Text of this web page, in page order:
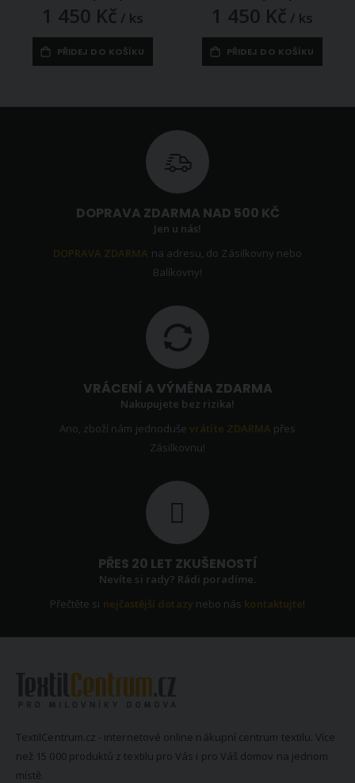
1 450 Kč / ks
PŘIDEJ DO KOŠÍKU
1 450 Kč / ks
PŘIDEJ DO KOŠÍKU
DOPRAVA ZDARMA NAD 500 KČ
Jen u nás!
DOPRAVA ZDARMA na adresu, do Zásilkovny nebo
Balíkovny!
VRÁCENÍ A VÝMĚNA ZDARMA
Nakupujete bez rizika!
Ano, zboží nám jednoduševrátíte ZDARMA přes
Zásilkovnu!
PŘES 20 LET ZKUŠENOSTÍ
Nevíte si rady? Rádi poradíme.
Přečtěte si nejčastější dotazy nebo nás kontaktujte!
TextilCentrum.cz - internetové online nákupní centrum textilu. Více
než 15 000 produktů z textilu pro Vás i pro Váš domov na jednom
místě.